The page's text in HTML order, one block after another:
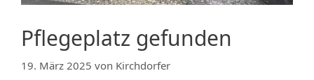
Pflegeplatz gefunden
19. März 2025 von Kirchdorfer